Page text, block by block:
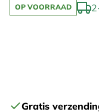
OP VOORRAAD
Gratis